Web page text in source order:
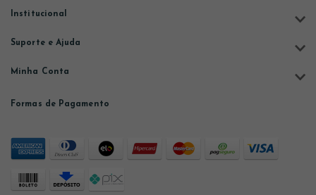
Institucional
Suporte e Ajuda
Minha Conta
Formas de Pagamento